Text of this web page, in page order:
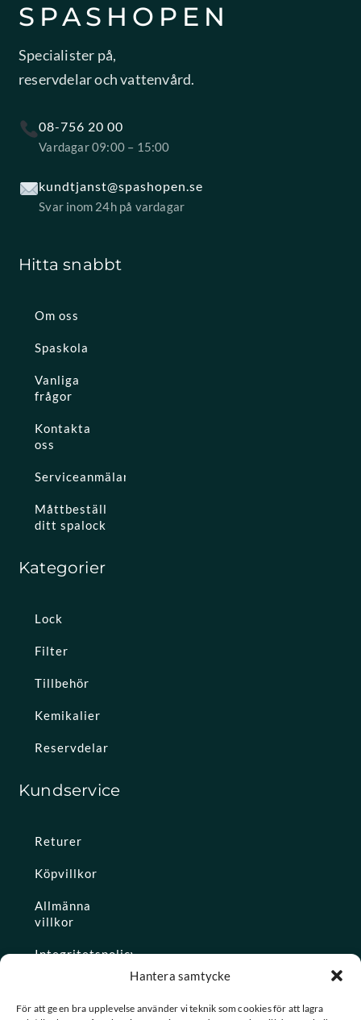
Hantera samtycke
För att ge en bra upplevelse använder vi teknik som cookies för att lagra
SPASHOPEN
Specialister på,
reservdelar och vattenvård.
08-756 20 00
Vardagar 09:00 – 15:00
kundtjanst@spashopen.se
Svar inom 24h på vardagar
Hitta snabbt
Om oss
Spaskola
Vanliga
frågor
Kontakta
oss
Serviceanmälan
Måttbeställ
ditt spalock
Kategorier
Lock
Filter
Tillbehör
Kemikalier
Reservdelar
Kundservice
Returer
Köpvillkor
Allmänna
villkor
Integritetspolicy